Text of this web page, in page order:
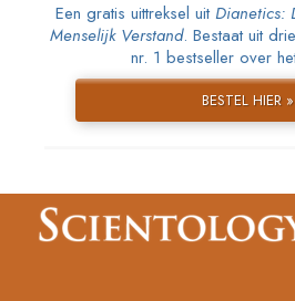
Een gratis uittreksel uitDianetics:
Menselijk Verstand. Bestaat uit
nr. 1 bestseller over
BESTEL HIER »